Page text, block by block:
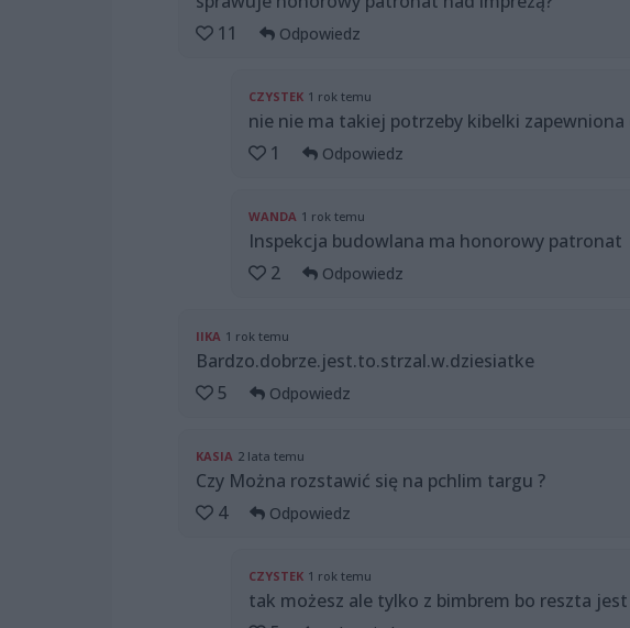
11
Odpowiedz
CZYSTEK 1 rok temu
nie nie ma takiej potrzeby kibelki
1
Odpowiedz
WANDA 1 rok temu
Inspekcja budowlana ma honorowy patronat
2
Odpowiedz
IIKA 1 rok temu
Bardzo.dobrze.jest.to.strzal.w.dziesiatke
5
Odpowiedz
KASIA 2 lata temu
Czy Można rozstawić się na pchlim targu ?
4
Odpowiedz
CZYSTEK 1 rok temu
tak możesz ale tylko z bimbrem bo reszta